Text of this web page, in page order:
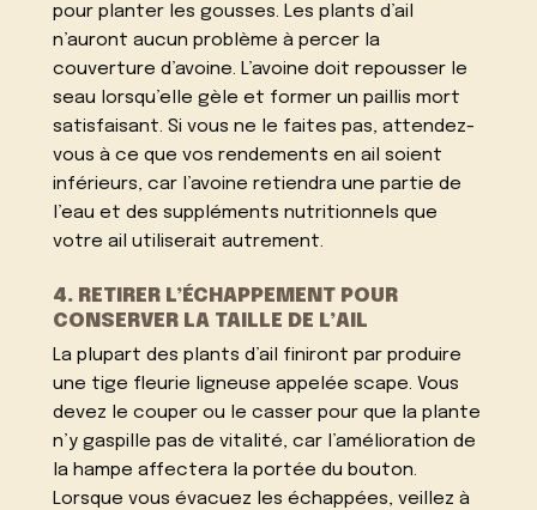
pour planter les gousses. Les plants d’ail
n’auront aucun problème à percer la
couverture d’avoine. L’avoine doit repousser le
seau lorsqu’elle gèle et former un paillis mort
satisfaisant. Si vous ne le faites pas, attendez-
vous à ce que vos rendements en ail soient
inférieurs, car l’avoine retiendra une partie de
l’eau et des suppléments nutritionnels que
votre ail utiliserait autrement.
4. RETIRER L’ÉCHAPPEMENT POUR
CONSERVER LA TAILLE DE L’AIL
La plupart des plants d’ail finiront par produire
une tige fleurie ligneuse appelée scape. Vous
devez le couper ou le casser pour que la plante
n’y gaspille pas de vitalité, car l’amélioration de
la hampe affectera la portée du bouton.
Lorsque vous évacuez les échappées, veillez à